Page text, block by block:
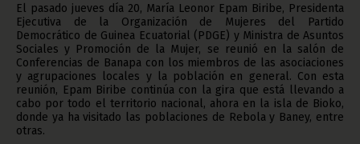
El pasado jueves día 20, María Leonor Epam Biribe, Presidenta
Ejecutiva de la Organización de Mujeres del Partido
Democrático de Guinea Ecuatorial (PDGE) y Ministra de Asuntos
Sociales y Promoción de la Mujer, se reunió en la salón de
Conferencias de Banapa con los miembros de las asociaciones
y agrupaciones locales y la población en general. Con esta
reunión, Epam Biribe continúa con la gira que está llevando a
cabo por todo el territorio nacional, ahora en la isla de Bioko,
donde ya ha visitado las poblaciones de Rebola y Baney, entre
otras.